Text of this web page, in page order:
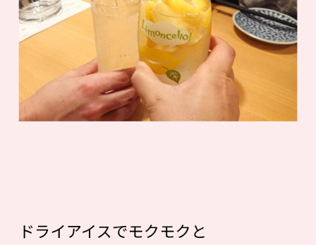
ドライアイスでモクモクと